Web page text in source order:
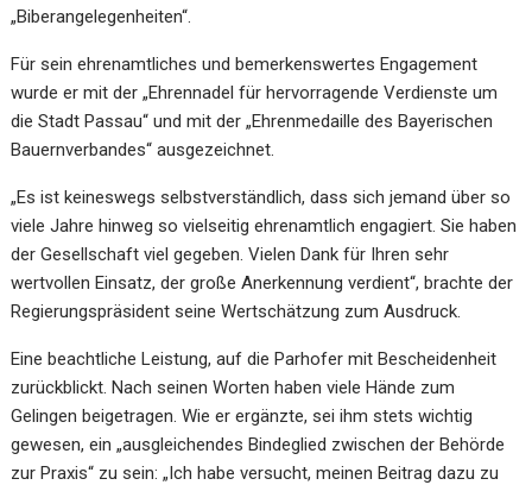
„Biberangelegenheiten“.
Für sein ehrenamtliches und bemerkenswertes Engagement
wurde er mit der „Ehrennadel für hervorragende Verdienste um
die Stadt Passau“ und mit der „Ehrenmedaille des Bayerischen
Bauernverbandes“ ausgezeichnet.
„Es ist keineswegs selbstverständlich, dass sich jemand über so
viele Jahre hinweg so vielseitig ehrenamtlich engagiert. Sie haben
der Gesellschaft viel gegeben. Vielen Dank für Ihren sehr
wertvollen Einsatz, der große Anerkennung verdient“, brachte der
Regierungspräsident seine Wertschätzung zum Ausdruck.
Eine beachtliche Leistung, auf die Parhofer mit Bescheidenheit
zurückblickt. Nach seinen Worten haben viele Hände zum
Gelingen beigetragen. Wie er ergänzte, sei ihm stets wichtig
gewesen, ein „ausgleichendes Bindeglied zwischen der Behörde
zur Praxis“ zu sein: „Ich habe versucht, meinen Beitrag dazu zu